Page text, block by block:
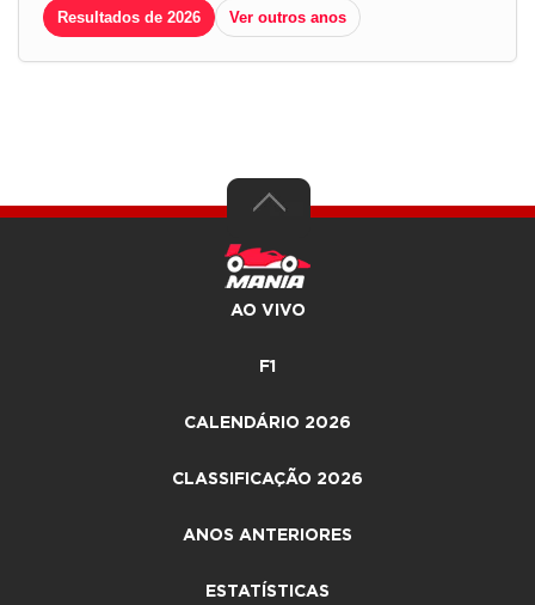
Resultados de 2026 Ver outros anos
AO VIVO
F1
CALENDÁRIO 2026
CLASSIFICAÇÃO 2026
ANOS ANTERIORES
ESTATÍSTICAS